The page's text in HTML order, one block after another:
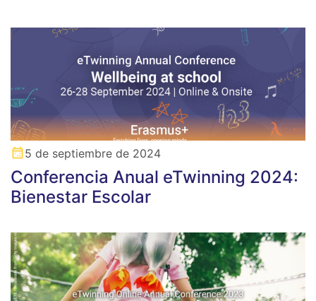
5 de septiembre de 2024
Conferencia Anual eTwinning 2024:
Bienestar Escolar